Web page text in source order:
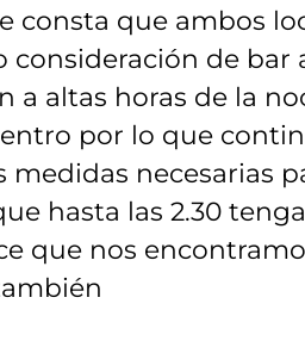
consta que ambos
consideración de bar
a altas horas de la
por lo que
medidas necesarias
hasta las 2.30
que nos